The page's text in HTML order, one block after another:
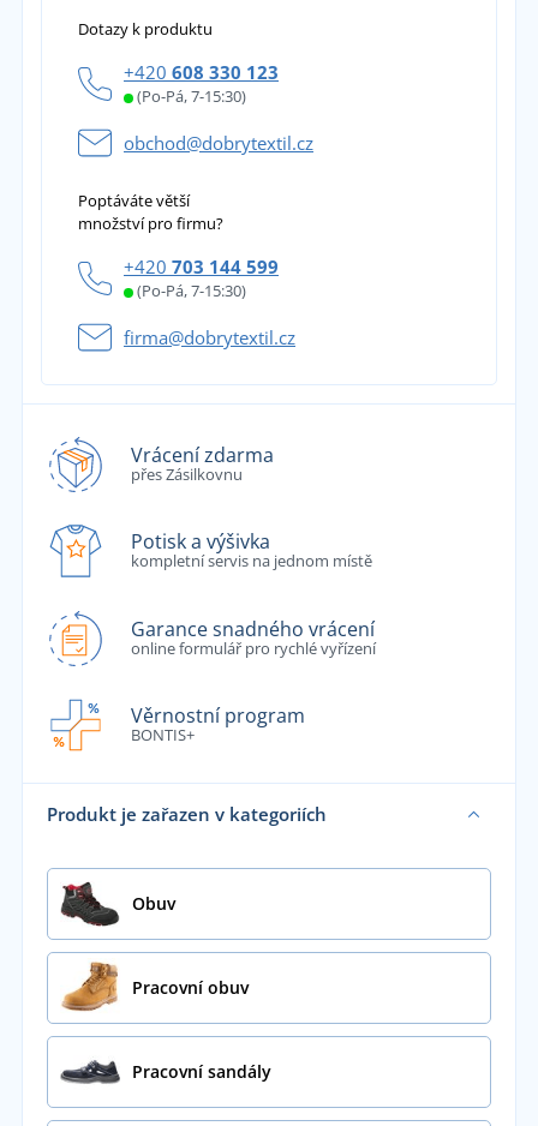
Dotazy k produktu
+420 608 330 123
(Po-Pá, 7-15:30)
obchod@dobrytextil.cz
Poptáváte větší
množství pro firmu?
+420 703 144 599
(Po-Pá, 7-15:30)
firma@dobrytextil.cz
Vrácení zdarma
přes Zásilkovnu
Potisk a výšivka
kompletní servis na jednom místě
Garance snadného vrácení
online formulář pro rychlé vyřízení
Věrnostní program
BONTIS+
Produkt je zařazen v kategoriích
Obuv
Pracovní obuv
Pracovní sandály